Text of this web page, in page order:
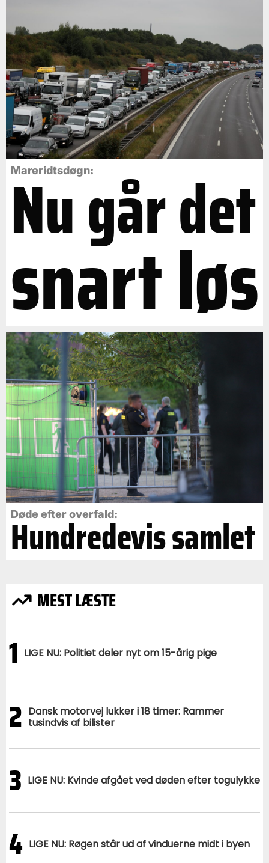
Mareridtsdøgn:
Nu går det
snart løs
Døde efter overfald:
Hundredevis samlet
MEST LÆSTE
1 LIGE NU: Politiet deler nyt om 15-årig pige
2 Dansk motorvej lukker i 18 timer: Rammer
tusindvis af bilister
3 LIGE NU: Kvinde afgået ved døden efter togulykke
4 LIGE NU: Røgen står ud af vinduerne midt i byen